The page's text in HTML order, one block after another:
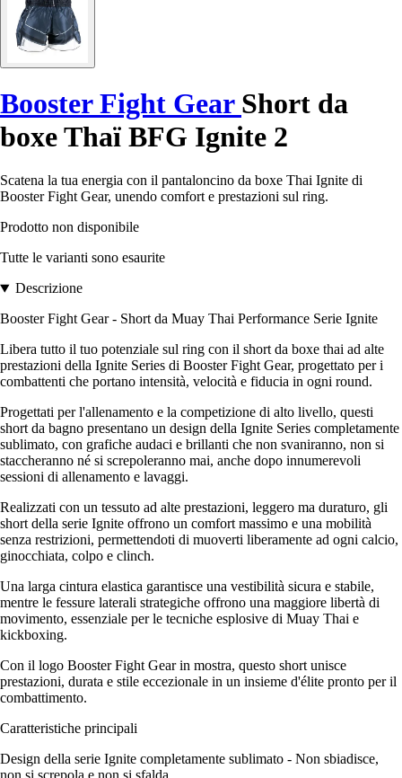
Booster Fight Gear Short da
boxe Thaï BFG Ignite 2
Scatena la tua energia con il pantaloncino da boxe Thai Ignite di
Booster Fight Gear, unendo comfort e prestazioni sul ring.
Prodotto non disponibile
Tutte le varianti sono esaurite
Descrizione
Booster Fight Gear - Short da Muay Thai Performance Serie Ignite
Libera tutto il tuo potenziale sul ring con il short da boxe thai ad alte
prestazioni della Ignite Series di Booster Fight Gear, progettato per i
combattenti che portano intensità, velocità e fiducia in ogni round.
Progettati per l'allenamento e la competizione di alto livello, questi
short da bagno presentano un design della Ignite Series completamente
sublimato, con grafiche audaci e brillanti che non svaniranno, non si
staccheranno né si screpoleranno mai, anche dopo innumerevoli
sessioni di allenamento e lavaggi.
Realizzati con un tessuto ad alte prestazioni, leggero ma duraturo, gli
short della serie Ignite offrono un comfort massimo e una mobilità
senza restrizioni, permettendoti di muoverti liberamente ad ogni calcio,
ginocchiata, colpo e clinch.
Una larga cintura elastica garantisce una vestibilità sicura e stabile,
mentre le fessure laterali strategiche offrono una maggiore libertà di
movimento, essenziale per le tecniche esplosive di Muay Thai e
kickboxing.
Con il logo Booster Fight Gear in mostra, questo short unisce
prestazioni, durata e stile eccezionale in un insieme d'élite pronto per il
combattimento.
Caratteristiche principali
Design della serie Ignite completamente sublimato - Non sbiadisce,